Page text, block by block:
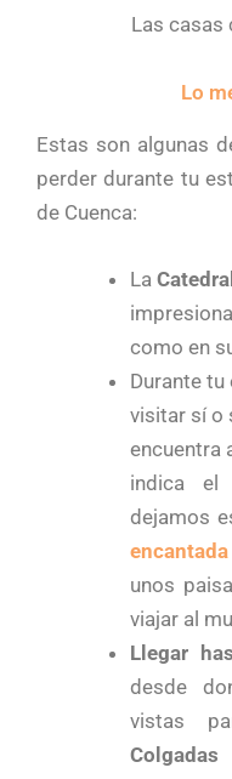
Las casas
Lo
Estas son algunas
perder durante tu
de Cuenca:
La
como en
Durante tu
visitar sí o
encuentra
indica el
dejamos
encantada
unos
viajar al
Llegar
desde
vistas
Colgadas